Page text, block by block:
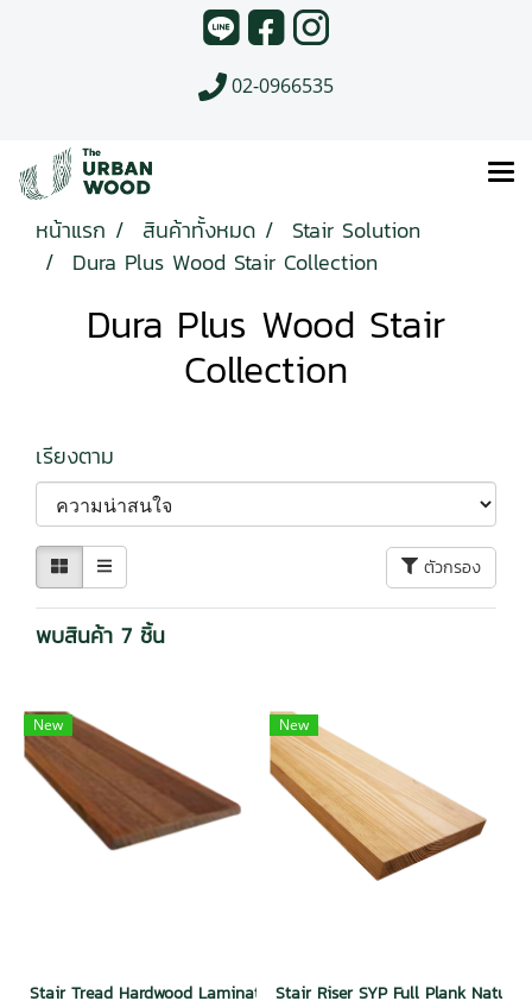
02-0966535
หน้าแรก สินค้าทั้งหมด
Stair Solution
Dura Plus Wood Stair Collection
Dura Plus Wood Stair
Collection
เรียงตาม
ตัวกรอง
พบสินค้า 7 ชิ้น
New
Stair Tread Hardwood Lamination Red Wood Dura Plus Wood
New
Stair Riser SYP Full Plank